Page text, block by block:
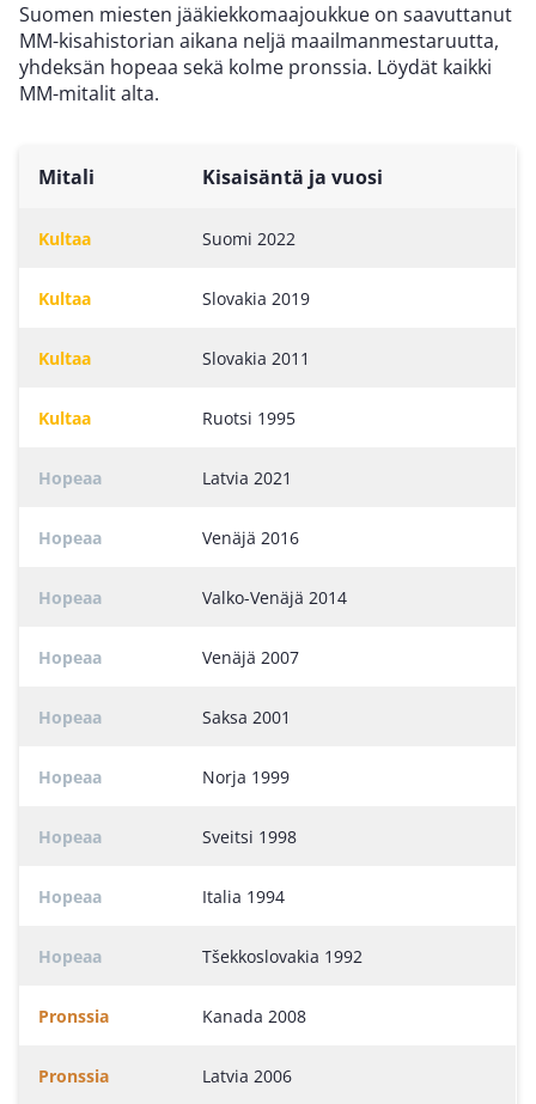
Suomen miesten jääkiekkomaajoukkue on saavuttanut
MM-kisahistorian aikana neljä maailmanmestaruutta,
yhdeksän hopeaa sekä kolme pronssia. Löydät kaikki
MM-mitalit alta.
Mitali Kisaisäntä ja vuosi
Kultaa Suomi 2022
Kultaa Slovakia 2019
Kultaa Slovakia 2011
Kultaa Ruotsi 1995
Hopeaa Latvia 2021
Hopeaa Venäjä 2016
Hopeaa Valko-Venäjä 2014
Hopeaa Venäjä 2007
Hopeaa Saksa 2001
Hopeaa Norja 1999
Hopeaa Sveitsi 1998
Hopeaa Italia 1994
Hopeaa Tšekkoslovakia 1992
Pronssia Kanada 2008
Pronssia Latvia 2006